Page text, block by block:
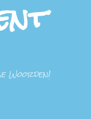
Woorden!